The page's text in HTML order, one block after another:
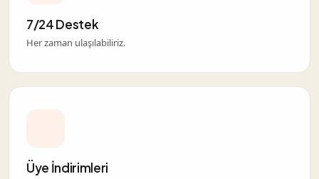
7/24 Destek
Her zaman ulaşılabiliriz.
Üye İndirimleri